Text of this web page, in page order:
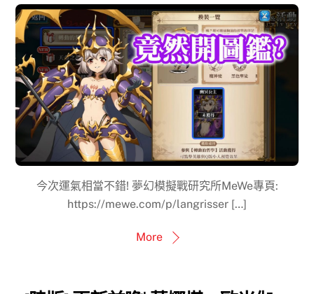
今次運氣相當不錯! 夢幻模擬戰研究所MeWe專頁:
https://mewe.com/p/langrisser […]
More